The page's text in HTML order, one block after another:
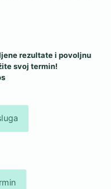
rezultate i povoljnu
svoj termin!